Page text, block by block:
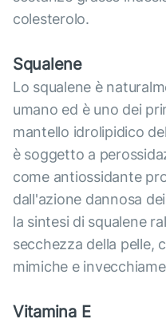
colesterolo.
Squalene
Lo squalene è
umano ed è uno dei
mantello idrolipidico
è soggetto a
come antiossidante
dall'azione dannosa
la sintesi di squalene
secchezza della pelle,
mimiche e
Vitamina E